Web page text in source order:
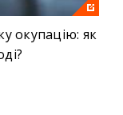
окупацію: як